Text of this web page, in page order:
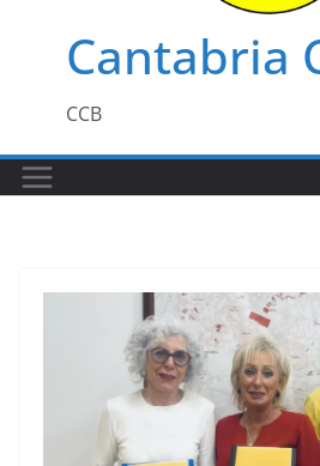
Cantabria
CCB